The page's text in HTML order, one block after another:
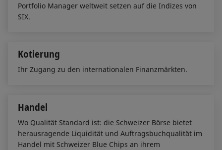
Portfolio Manager weltweit setzen auf die Indizes von
SIX.
Kotierung
Ihr Zugang zu den internationalen Finanzmärkten.
Handel
Wo Qualität Standard ist: die Schweizer Börse bietet
herausragende Liquidität und Auftragsbuchqualität im
Handel mit Schweizer Blue Chips an ihrem